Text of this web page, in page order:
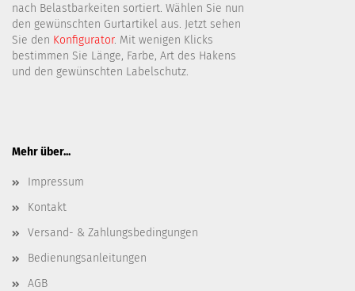
nach Belastbarkeiten sortiert. Wählen Sie nun
den gewünschten Gurtartikel aus. Jetzt sehen
Sie den Konfigurator. Mit wenigen Klicks
bestimmen Sie Länge, Farbe, Art des Hakens
und den gewünschten Labelschutz.
Mehr über...
Impressum
Kontakt
Versand- & Zahlungsbedingungen
Bedienungsanleitungen
AGB